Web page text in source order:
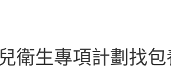
衛生專項計劃找